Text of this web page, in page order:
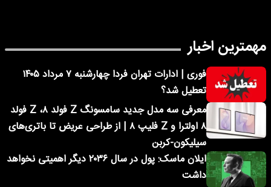
مهمترین اخبار
فوری | ادارات تهران فردا چهارشنبه ۷ مرداد ۱۴۰۵
تعطیل شد؟
معرفی سه مدل جدید سامسونگ Z فولد ۸، Z فولد
۸ اولترا و Z فلیپ ۸ | از طراحی عریض تا باتری‌های
سیلیکون-کربن
ایلان ماسک: پول در سال ۲۰۳۶ دیگر اهمیتی نخواهد
داشت